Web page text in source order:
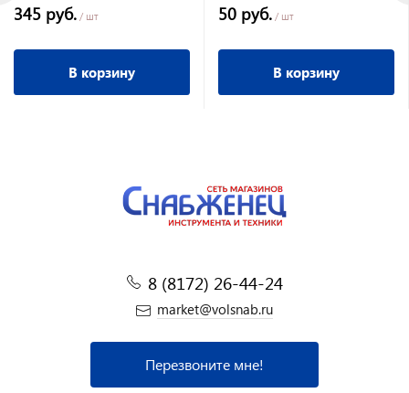
345 руб. / шт
В корзину
50 руб. / шт
В корзину
8 (8172) 26-44-24
market@volsnab.ru
Перезвоните мне!